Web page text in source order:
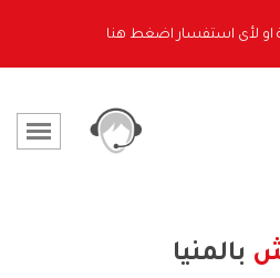
او لأى استفسار اضغط هنا
بالمنيا